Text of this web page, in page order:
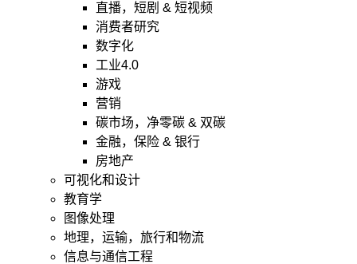
直播，短剧 & 短视频
消费者研究
数字化
工业4.0
游戏
营销
碳市场，净零碳 & 双碳
金融，保险 & 银行
房地产
可视化和设计
教育学
图像处理
地理，运输，旅行和物流
信息与通信工程